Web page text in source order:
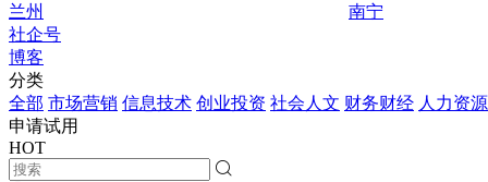
兰州
南宁
社企号
博客
分类
全部 市场营销 信息技术 创业投资 社会人文 财务财经 人力资源
申请试用
HOT